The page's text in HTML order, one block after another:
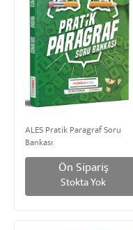
ALES Pratik Paragraf Soru
Bankası
Ön Sipariş
Stokta Yok